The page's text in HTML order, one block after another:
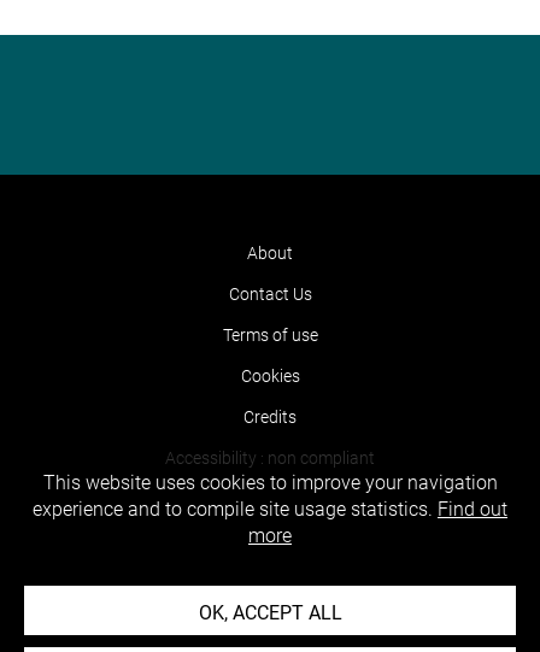
About
Contact Us
Terms of use
Cookies
Credits
Accessibility : non compliant
This website uses cookies to improve your navigation
experience and to compile site usage statistics. Find out
more
OK, ACCEPT ALL